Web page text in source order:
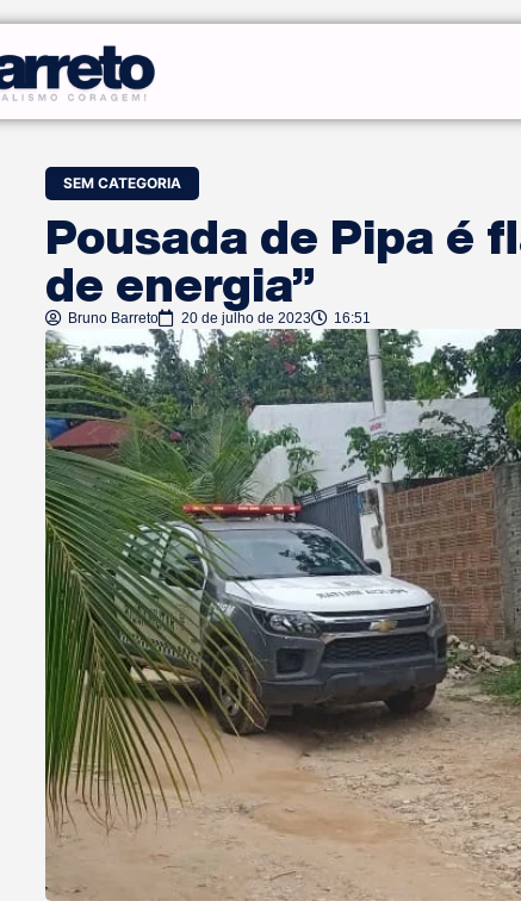
SEM CATEGORIA
Pousada de Pipa é
de energia”
Bruno Barreto 20 de julho de 2023 16:51